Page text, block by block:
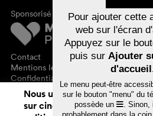
Sponsorisé par
Contact
Mentions légales
Confidentialité des données
À
Nous utilisons des cookies.
sur cinefile.ch, vous
Pour ajouter cette
web sur l'écran
Appuyez sur le
puis sur Ajouter
d'accueil
Le menu peut-être
sur le bouton "menu" du
possède un
.